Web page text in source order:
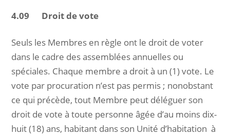
4.09 Droit de vote
Seuls les Membres en règle ont le droit de voter
dans le cadre des assemblées annuelles ou
spéciales. Chaque membre a droit à un (1) vote. Le
vote par procuration n’est pas permis ; nonobstant
ce qui précède, tout Membre peut déléguer son
droit de vote à toute personne âgée d’au moins dix-
huit (18) ans, habitant dans son Unité d’habitation à